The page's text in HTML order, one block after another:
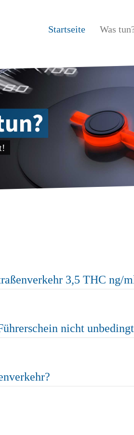
Startseite Was
3,5 THC ng/
nicht